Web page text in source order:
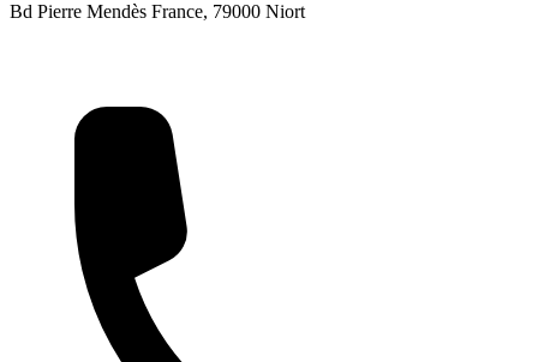
Bd Pierre Mendès France, 79000 Niort